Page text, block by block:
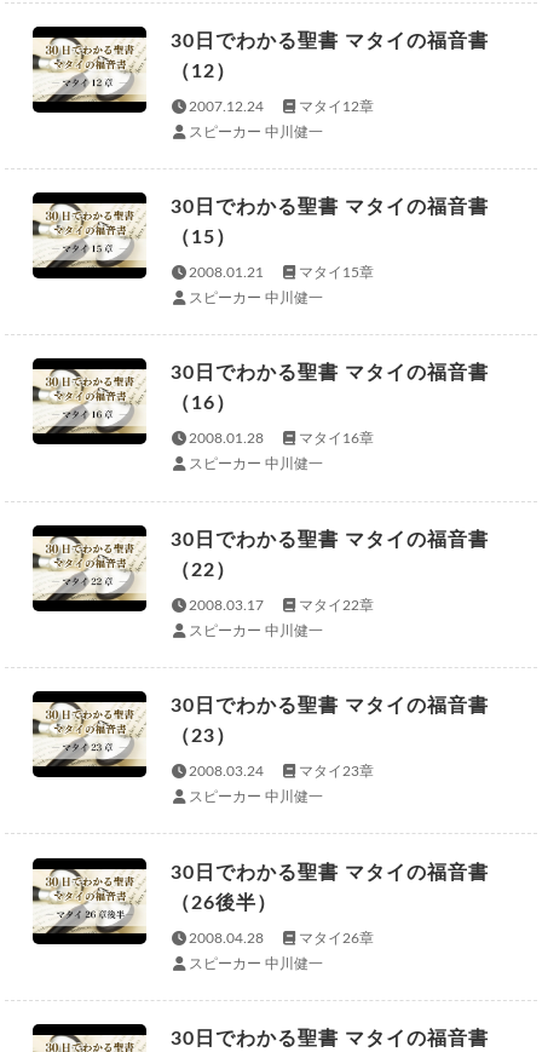
30日でわかる聖書 マタイの福音書
（12）
2007.12.24
マタイ12章
スピーカー 中川健一
30日でわかる聖書 マタイの福音書
（15）
2008.01.21
マタイ15章
スピーカー 中川健一
30日でわかる聖書 マタイの福音書
（16）
2008.01.28
マタイ16章
スピーカー 中川健一
30日でわかる聖書 マタイの福音書
（22）
2008.03.17
マタイ22章
スピーカー 中川健一
30日でわかる聖書 マタイの福音書
（23）
2008.03.24
マタイ23章
スピーカー 中川健一
30日でわかる聖書 マタイの福音書
（26後半）
2008.04.28
マタイ26章
スピーカー 中川健一
30日でわかる聖書 マタイの福音書